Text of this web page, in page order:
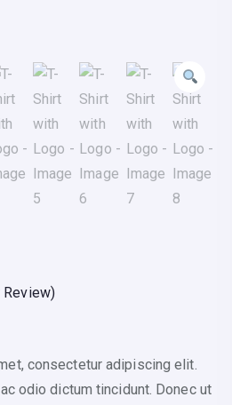
Review)
consectetur adipiscing elit.
odio dictum tincidunt. Donec ut